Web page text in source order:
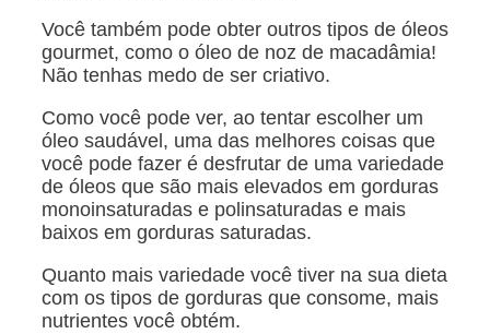
Você também pode obter outros tipos de óleos
gourmet, como o óleo de noz de macadâmia!
Não tenhas medo de ser criativo.
Como você pode ver, ao tentar escolher um
óleo saudável, uma das melhores coisas que
você pode fazer é desfrutar de uma variedade
de óleos que são mais elevados em gorduras
monoinsaturadas e polinsaturadas e mais
baixos em gorduras saturadas.
Quanto mais variedade você tiver na sua dieta
com os tipos de gorduras que consome, mais
nutrientes você obtém.